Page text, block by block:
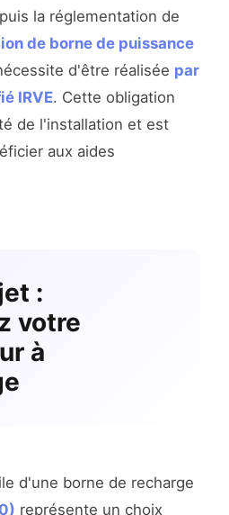
la réglementation de
de borne de puissance
d'être réalisée par
IRVE. Cette obligation
de l'installation et est
aux aides
:
votre
à
d'une borne de recharge
représente un choix